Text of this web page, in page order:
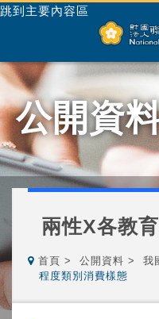
跳到主要內容區
公開資
兩性X各教
首頁 公開資料 我
程度類別消費樣態